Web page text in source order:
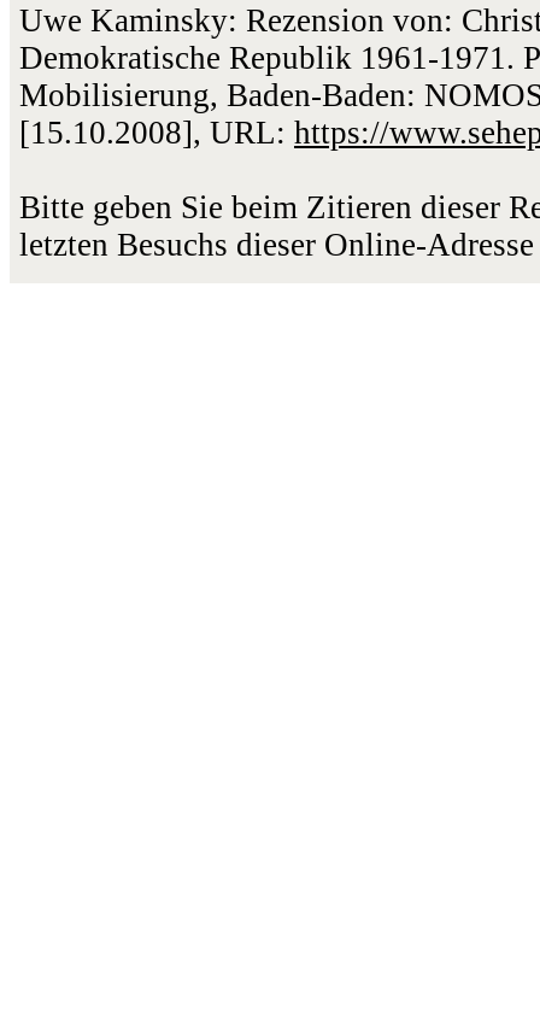
Uwe Kaminsky: Rezension von:
Demokratische Republik 1961-1971.
Mobilisierung, Baden-Baden:
[15.10.2008], URL: https://
Bitte geben Sie beim Zitieren dieser
letzten Besuchs dieser Online-Adresse